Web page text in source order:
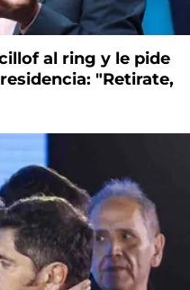
al ring y le pide
"Retirate,